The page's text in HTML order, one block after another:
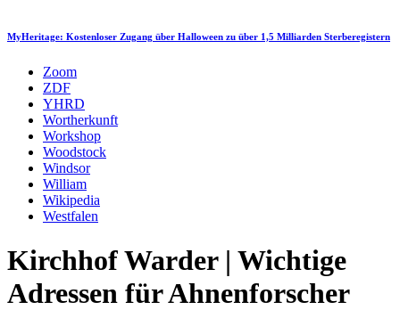
MyHeritage: Kostenloser Zugang über Halloween zu über 1,5 Milliarden Sterberegistern
Zoom
ZDF
YHRD
Wortherkunft
Workshop
Woodstock
Windsor
William
Wikipedia
Westfalen
Kirchhof Warder | Wichtige
Adressen für Ahnenforscher